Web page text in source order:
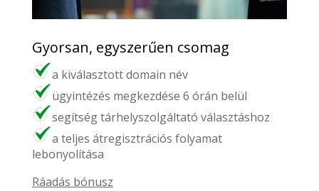
Gyorsan, egyszerűen csomag
a kiválasztott domain név
ügyintézés megkezdése 6 órán belül
segítség tárhelyszolgáltató választáshoz
a teljes átregisztrációs folyamat
lebonyolítása
Ráadás bónusz